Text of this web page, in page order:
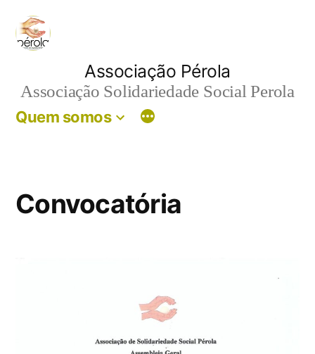
Associação Pérola
Associação Solidariedade Social Perola
Quem somos
Convocatória